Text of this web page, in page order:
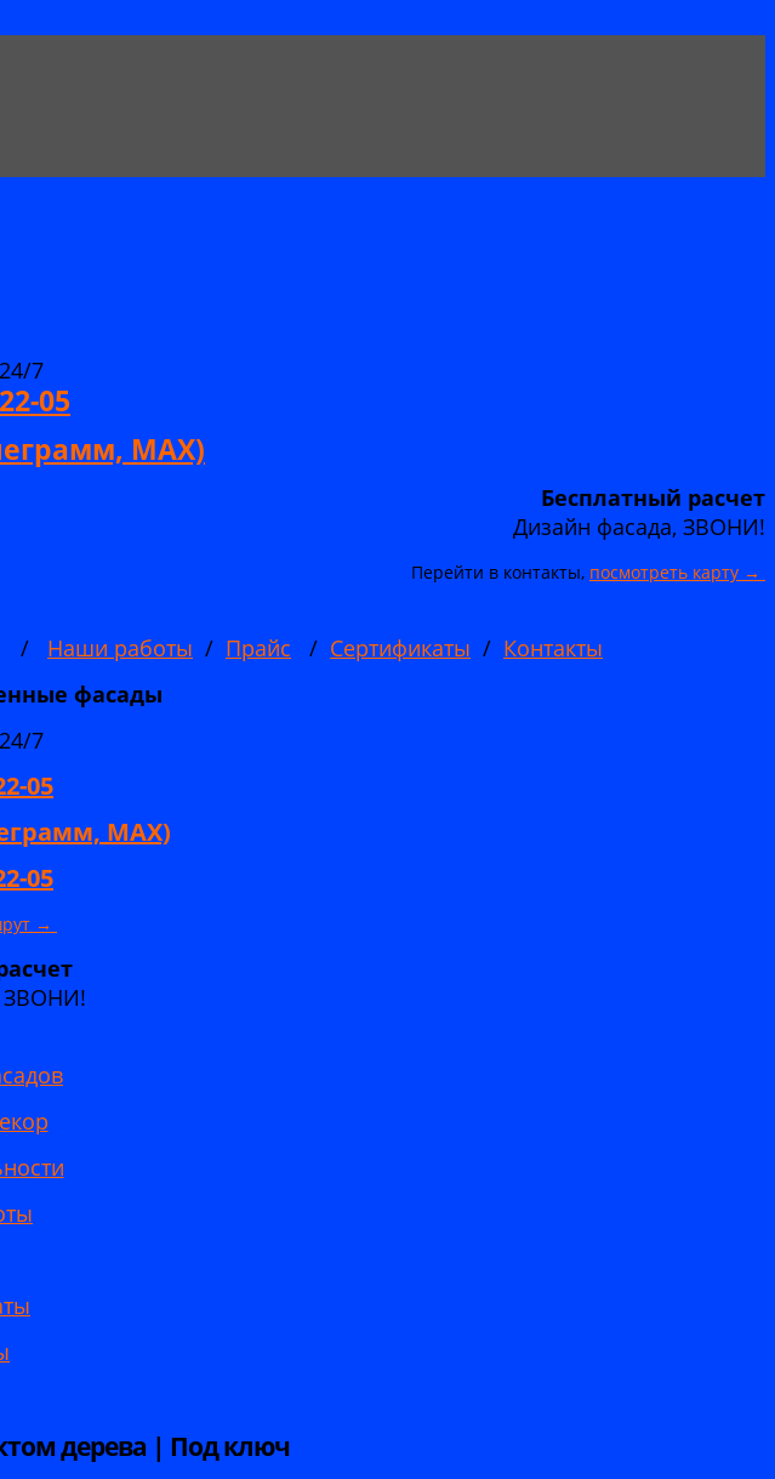
7
05
MAX)
Бесплатный расчет
Дизайн фасада, ЗВОНИ!
Перейти в контакты, посмотреть карту →
/ Наши работы / Прайс / Сертификаты / Контакты
фасады
7
05
MAX)
05
→
ЗВОНИ!
дерева | Под ключ